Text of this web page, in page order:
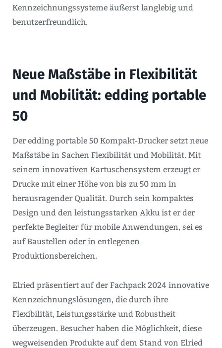
Kennzeichnungssysteme äußerst langlebig und
benutzerfreundlich.
Neue Maßstäbe in Flexibilität
und Mobilität: edding portable
50
Der edding portable 50 Kompakt-Drucker setzt neue
Maßstäbe in Sachen Flexibilität und Mobilität. Mit
seinem innovativen Kartuschensystem erzeugt er
Drucke mit einer Höhe von bis zu 50 mm in
herausragender Qualität. Durch sein kompaktes
Design und den leistungsstarken Akku ist er der
perfekte Begleiter für mobile Anwendungen, sei es
auf Baustellen oder in entlegenen
Produktionsbereichen.
Elried präsentiert auf der Fachpack 2024 innovative
Kennzeichnungslösungen, die durch ihre
Flexibilität, Leistungsstärke und Robustheit
überzeugen. Besucher haben die Möglichkeit, diese
wegweisenden Produkte auf dem Stand von Elried